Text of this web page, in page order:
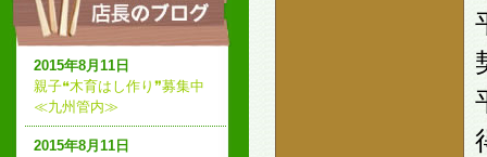
2015年8月11日
親子❝木育はし作り❞募集中
≪九州管内≫
2015年8月11日